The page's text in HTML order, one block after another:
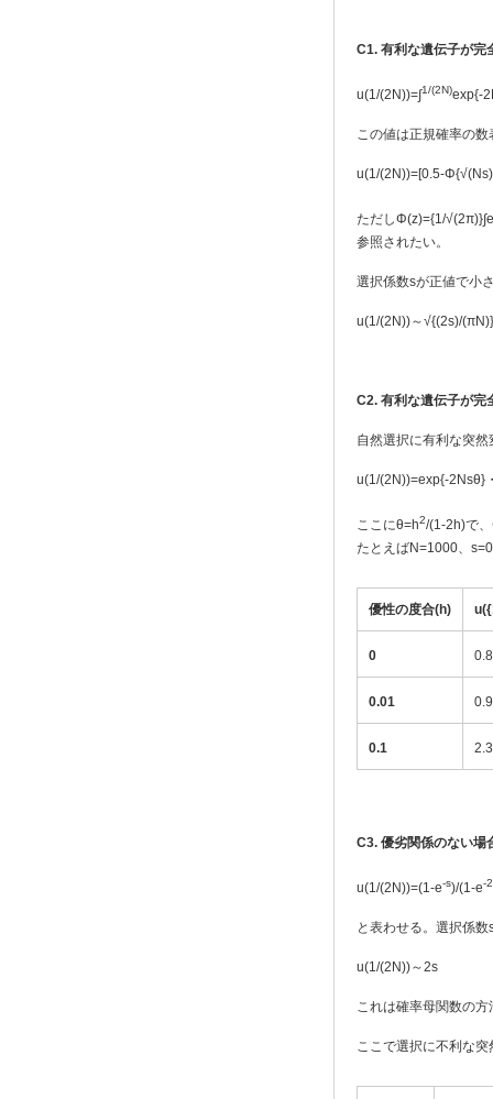
C1. 有利な遺伝子が完
u(1/(2N))=∫1/(2N)exp{-
この値は正規確率の
u(1/(2N))=[0.5-
ただしΦ(z)={1/
参照されたい。
選択係数sが正値で小
u(1/(2N))～√{(2s)/
C2. 有利な遺伝子が完
自然選択に有利な突
u(1/(2N))=exp{-2Nsθ}
ここにθ=h2/(1-2h)で
たとえばN=1000、
優性の度合(h)
0
0.01
0.1
C3. 優劣関係のない場
u(1/(2N))=(1-e-s)/(1-e-
と表わせる。選択係
u(1/(2N))～2s
これは確率母関数の
ここで選択に不利な